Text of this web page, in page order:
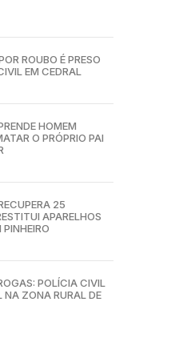
ROUBO É PRESO
EM CEDRAL
HOMEM
O PRÓPRIO PAI
25
APARELHOS
POLÍCIA CIVIL
NA ZONA RURAL DE